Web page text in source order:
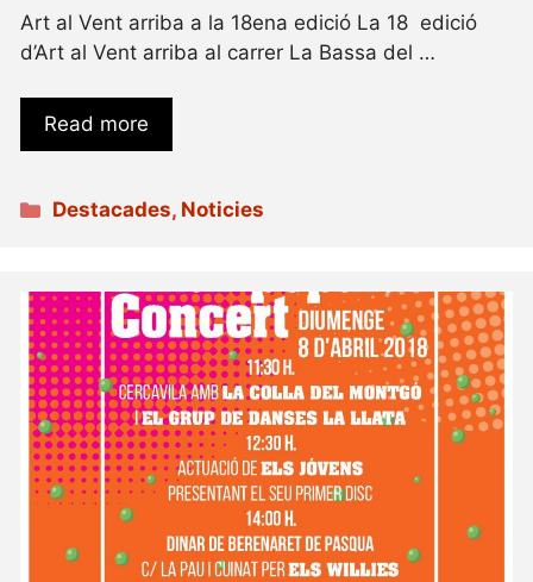
Art al Vent arriba a la 18ena edició La 18 edició
d’Art al Vent arriba al carrer La Bassa del …
Read more
Categories
Destacades, Noticies